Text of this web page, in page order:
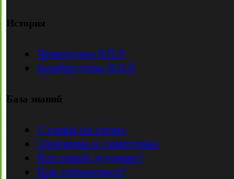
История
Чемпионы КПЛ
Бомбардиры КПЛ
База знаний
Ставки на спорт
Причины и симптомы
Кто такой лудоман?
Как избавиться?